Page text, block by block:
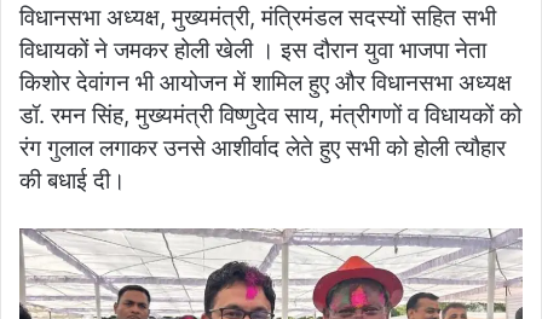
विधानसभा अध्यक्ष, मुख्यमंत्री, मंत्रिमंडल सदस्यों सहित सभी
विधायकों ने जमकर होली खेली । इस दौरान युवा भाजपा नेता
किशोर देवांगन भी आयोजन में शामिल हुए और विधानसभा अध्यक्ष
डॉ. रमन सिंह, मुख्यमंत्री विष्णुदेव साय, मंत्रीगणों व विधायकों को
रंग गुलाल लगाकर उनसे आशीर्वाद लेते हुए सभी को होली त्यौहार
की बधाई दी।